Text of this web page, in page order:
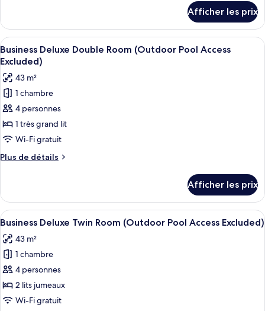
avec
lits
jumeaux
(Outdoor
Pool
Access
Excluded)
Chambre
Deluxe
avec
lits
(Outdoor
Pool
Access
Excluded)
Afficher les prix
Afficher
toutes
les
photos
pour
ce
type
de
chambre :
Business
Double
Room
(Outdoor
Pool
Access
Excluded)
Une chambre d’hôtel avec un lit,
5
Business Deluxe Double Room (Outdoor Pool Access
Excluded)
43 m²
1 chambre
4 personnes
1 très grand lit
Wi-Fi gratuit
Plus de détails
Plus
Business
Deluxe
Double
(Outdoor
Pool
Excluded)
Afficher les prix
Afficher
toutes
les
photos
pour
ce
type
Une chambre d’hôtel avec un lit, un
3
Business Deluxe Twin Room (Outdoor Pool Access Excluded)
43 m²
1 chambre
4 personnes
2 lits jumeaux
Wi-Fi gratuit